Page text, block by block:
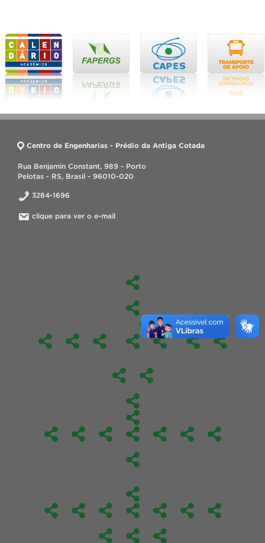
Centro de Engenharias - Prédio da Antiga Cotada
Rua Benjamin Constant, 989 - Porto
Pelotas - RS, Brasil - 96010-020
3284-1696
clique para ver o e-mail